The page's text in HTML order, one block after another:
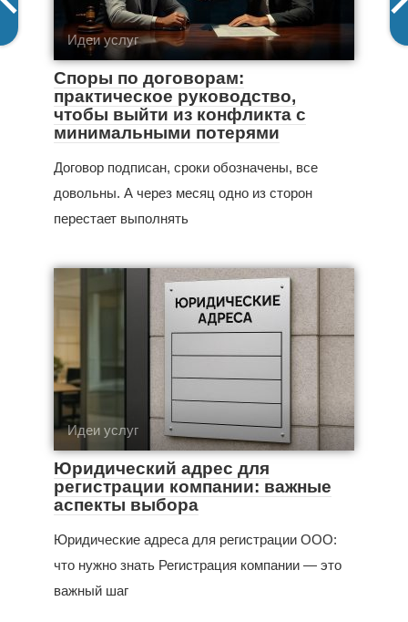
Идеи услуг
Споры по договорам:
практическое руководство,
чтобы выйти из конфликта с
минимальными потерями
Договор подписан, сроки обозначены, все
довольны. А через месяц одно из сторон
перестает выполнять
Идеи услуг
Юридический адрес для
регистрации компании: важные
аспекты выбора
Юридические адреса для регистрации ООО:
что нужно знать Регистрация компании — это
важный шаг